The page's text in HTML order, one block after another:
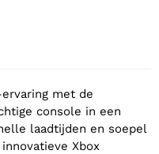
met de
console in een
laadtijden en soepel
Xbox